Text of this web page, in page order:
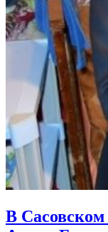
В Сасовском